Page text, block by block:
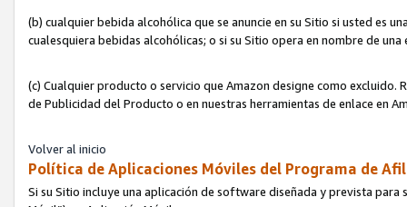
(b) cualquier bebida alcohólica que se anuncie en su Sitio si usted es
cualesquiera bebidas alcohólicas; o si su Sitio opera en nombre de
(c) Cualquier producto o servicio que Amazon designe como excluido.
de Publicidad del Producto o en nuestras herramientas de enlace en
Volver al inicio
Política de Aplicaciones Móviles del Programa de
Si su Sitio incluye una aplicación de software diseñada y prevista